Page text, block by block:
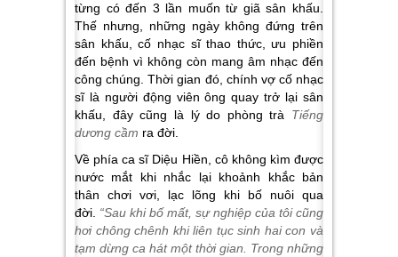
từng có đến 3 lần muốn từ giã sân khấu.
Thế nhưng, những ngày không đứng trên
sân khấu, cố nhạc sĩ thao thức, ưu phiền
đến bệnh vì không còn mang âm nhạc đến
công chúng. Thời gian đó, chính vợ cố nhạc
sĩ là người động viên ông quay trở lại sân
khấu, đây cũng là lý do phòng trà Tiếng
dương cầm ra đời.
Về phía ca sĩ Diệu Hiền, cô không kìm được
nước mắt khi nhắc lại khoảnh khắc bản
thân chơi vơi, lạc lõng khi bố nuôi qua
đời. “Sau khi bố mất, sự nghiệp của tôi cũng
hơi chông chênh khi liên tục sinh haicon và
tạm dừng ca hát một thời gian. Trong những